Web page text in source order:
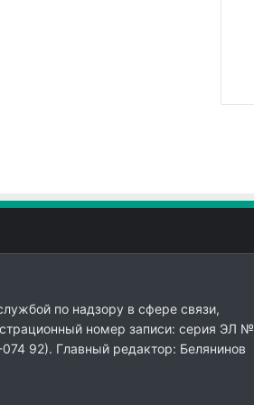
по надзору в сфере связи,
номер записи: серия ЭЛ №
92). Главный редактор: Белянинов